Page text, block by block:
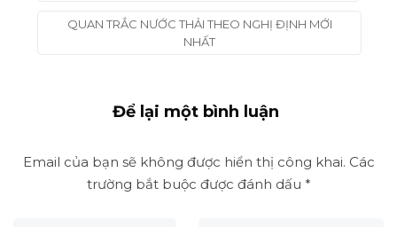
QUAN TRẮC NƯỚC THẢI THEO NGHỊ ĐỊNH MỚI
NHẤT
Để lại một bình luận
Email của bạn sẽ không được hiển thị công khai. Các
trường bắt buộc được đánh dấu *